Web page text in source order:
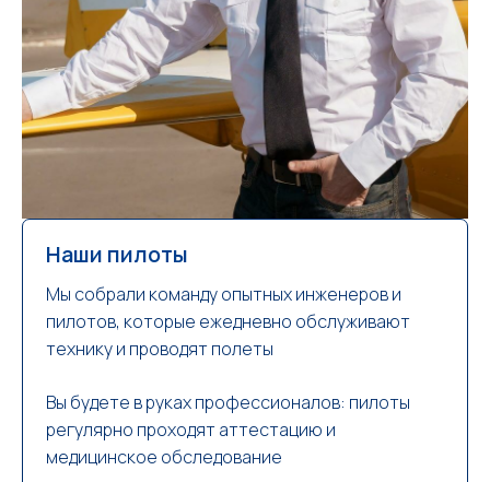
Наши пилоты
Мы собрали команду опытных инженеров и
пилотов, которые ежедневно обслуживают
технику и проводят полеты
Вы будете в руках профессионалов: пилоты
регулярно проходят аттестацию и
медицинское обследование